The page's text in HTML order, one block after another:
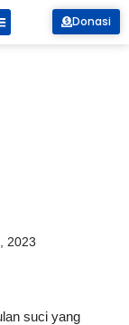
Donasi
2023
suci yang